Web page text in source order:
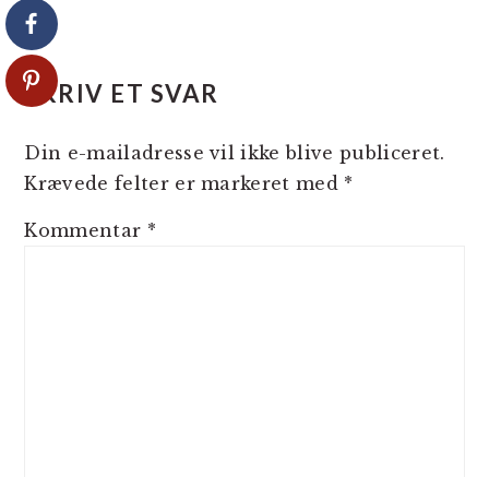
SKRIV ET SVAR
Din e-mailadresse vil ikke blive publiceret.
Krævede felter er markeret med *
Kommentar *